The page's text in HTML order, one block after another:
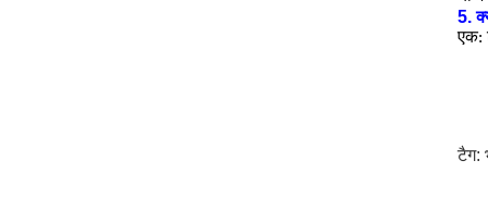
5.
एक:
टैग: